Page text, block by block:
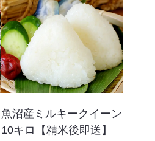
魚沼産ミルキークイーン
10キロ【精米後即送】